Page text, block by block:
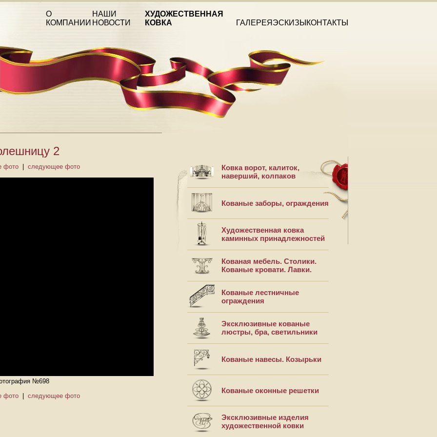
О
КОМПАНИИ
НАШИ
НОВОСТИ
ХУДОЖЕСТВЕННАЯ
КОВКА
ГАЛЕРЕЯ ЭСКИЗЫ КОНТАКТЫ
2
фото| следующее фото
№698
фото| следующее фото
Ковка ворот, калиток,
наверший, колпаков
Кованые заборы, ограждения
Художественная ковка
каминных принадлежностей
Кованая мебель. Столики.
Кованые кровати. Лавки.
Кованые лестничные
ограждения
Эксклюзивные кованые
люстры, бра, светильники
Кованые навесы. Козырьки
Кованые оконные решетки
Эксклюзивные изделия
художественной ковки